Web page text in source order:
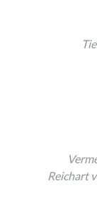
Reichart